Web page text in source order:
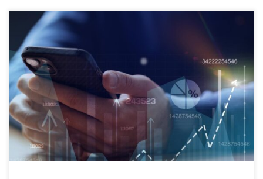
As Entidades Fechadas de Previdência Complementar
(EFPC) fecharam 2025 com superávit líquido de R$ 17,7
bilhões. O patrimônio das entidades de previdência
complementar fechadas chegou a R$ 1,41 trilhão ao final
de 2025. O resultado consta do Relatório Gerencial de
Previdência Complementar (RGPC) do 4º trimestre de 2025,
divulgado pelo […]